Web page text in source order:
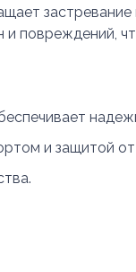
повреждений,
и защитой